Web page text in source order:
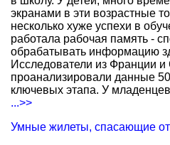
экранами в эти возрастные
несколько хуже успехи в
работала рабочая память -
обрабатывать информацию
Исследователи из Франции и
проанализировали данные
ключевых этапа. У
...>>
Умные жилеты, спасающие